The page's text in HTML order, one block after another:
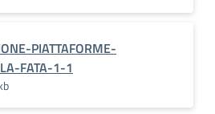
PIATTAFORME-
FATA-1-1